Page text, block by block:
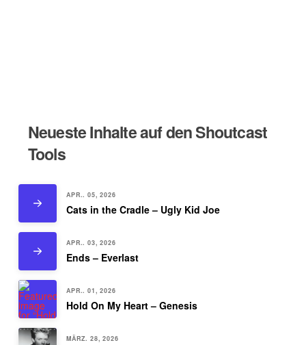
Neueste Inhalte auf den Shoutcast
Tools
APR.. 05, 2026
Cats in the Cradle – Ugly Kid Joe
APR.. 03, 2026
Ends – Everlast
APR.. 01, 2026
Hold On My Heart – Genesis
MÄRZ. 28, 2026